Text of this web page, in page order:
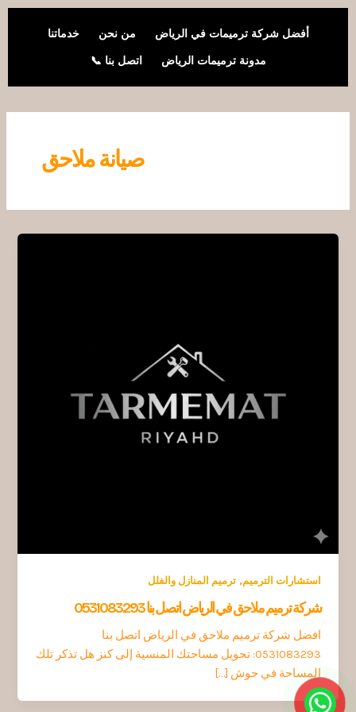
أفضل شركة ترميمات في الرياض من نحن خدماتنا
مدونة ترميمات الرياض اتصل بنا 📞
تخطي
صيانة ملاحق
استشارات الترميم,ترميم المنازل والفلل
شركة ترميم ملاحق في الرياض اتصل بنا 0531083293
افضل شركة ترميم ملاحق في الرياض اتصل بنا
0531083293: تحويل مساحتك المنسية إلى كنز هل تذكر تلك
المساحة في حوش […]